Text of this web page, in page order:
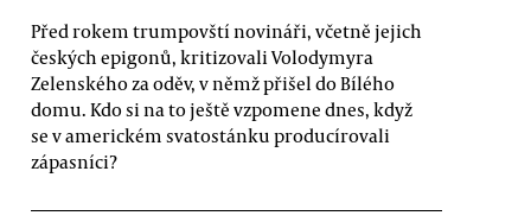
Před rokem trumpovští novináři, včetně jejich
českých epigonů, kritizovali Volodymyra
Zelenského za oděv, v němž přišel do Bílého
domu. Kdo si na to ještě vzpomene dnes, když
se v americkém svatostánku producírovali
zápasníci?